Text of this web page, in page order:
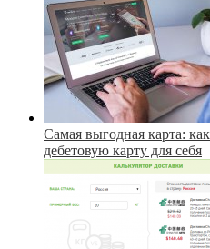
Самая выгодная карта:
дебетовую карту для себя